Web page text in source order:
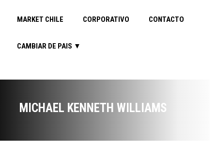
MARKET CHILE CORPORATIVO CONTACTO
CAMBIAR DE PAIS ▼
MICHAEL KENNETH WILLIAMS